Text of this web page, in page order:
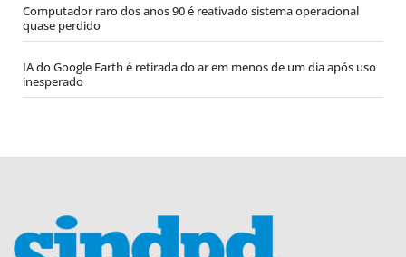
Computador raro dos anos 90 é reativado sistema operacional
quase perdido
IA do Google Earth é retirada do ar em menos de um dia após uso
inesperado